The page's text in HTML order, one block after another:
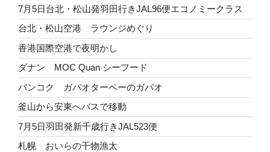
7月5日台北・松山発羽田行きJAL96便エコノミークラス
台北・松山空港 ラウンジめぐり
香港国際空港で夜明かし
ダナン MOC Quan シーフード
バンコク ガパオターペーのガパオ
釜山から安東へバスで移動
7月5日羽田発新千歳行きJAL523便
札幌 おいらの干物漁太